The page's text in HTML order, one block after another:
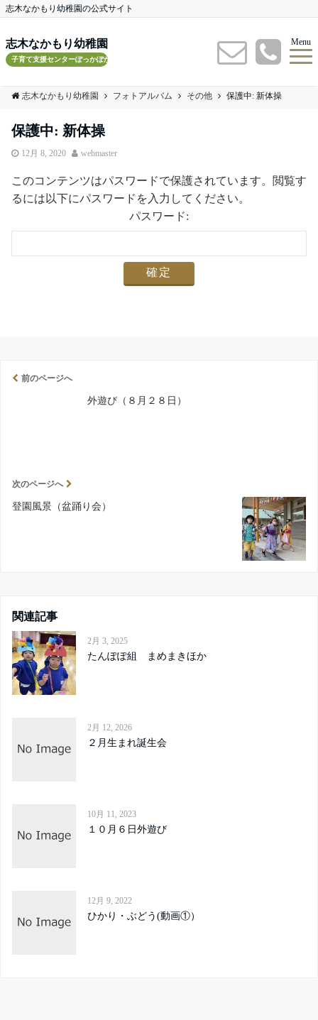
志木なかもり幼稚園の公式サイト
志木なかもり幼稚園
子育て支援センターぽっかぽかルーム
Menu
志木なかもり幼稚園 フォトアルバム その他 保護中: 新体操
保護中: 新体操
12月 8, 2020 webmaster
このコンテンツはパスワードで保護されています。閲覧す
るには以下にパスワードを入力してください。
パスワード:
前のページへ
外遊び（８月２８日）
次のページへ
登園風景（盆踊り会）
関連記事
2月 3, 2025
たんぽぽ組 まめまきほか
2月 12, 2026
２月生まれ誕生会
10月 11, 2023
１０月６日外遊び
12月 9, 2022
ひかり・ぶどう(動画①）